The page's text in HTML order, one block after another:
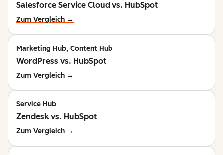
Salesforce Service Cloud vs. HubSpot
Zum Vergleich →
Marketing Hub, Content Hub
WordPress vs. HubSpot
Zum Vergleich →
Service Hub
Zendesk vs. HubSpot
Zum Vergleich →